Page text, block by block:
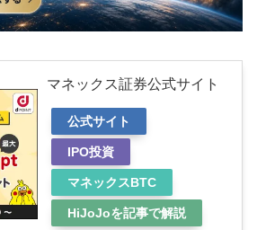
マネックス証券公式サイト
公式サイト
IPO投資
マネックスBTC
HiJoJoを記事で解説